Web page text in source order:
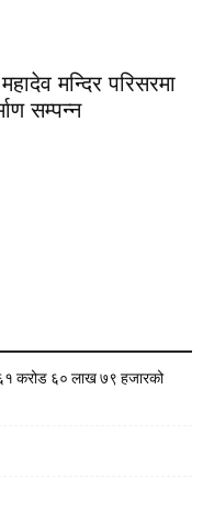
मन्दिर परिसरमा
सम्पन्न
करोड ६० लाख ७९ हजारको